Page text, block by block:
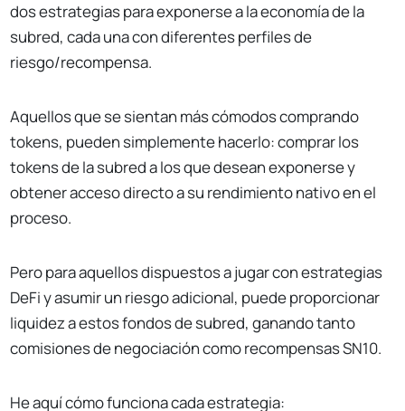
dos estrategias para exponerse a la economía de la
subred, cada una con diferentes perfiles de
riesgo/recompensa.
Aquellos que se sientan más cómodos comprando
tokens, pueden simplemente hacerlo: comprar los
tokens de la subred a los que desean exponerse y
obtener acceso directo a su rendimiento nativo en el
proceso.
Pero para aquellos dispuestos a jugar con estrategias
DeFi y asumir un riesgo adicional, puede proporcionar
liquidez a estos fondos de subred, ganando tanto
comisiones de negociación como recompensas SN10.
He aquí cómo funciona cada estrategia: